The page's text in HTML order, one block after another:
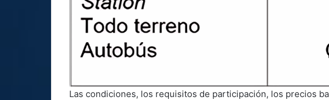
Las condiciones, los requisitos de participación, los precios